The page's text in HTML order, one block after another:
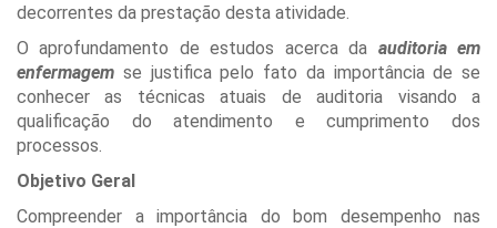
decorrentes da prestação desta atividade.
O aprofundamento de estudos acerca da auditoria em
enfermagem se justifica pelo fato da importância de se
conhecer as técnicas atuais de auditoria visando a
qualificação do atendimento e cumprimento dos
processos.
Objetivo Geral
Compreender a importância do bom desempenho nas